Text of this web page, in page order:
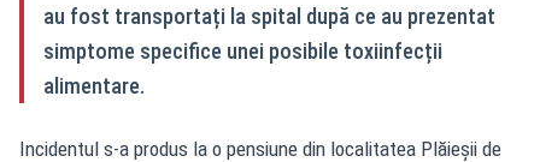
au fost transportați la spital după ce au prezentat
simptome specifice unei posibile toxiinfecții
alimentare.
Incidentul s-a produs la o pensiune din localitatea Plăieșii de